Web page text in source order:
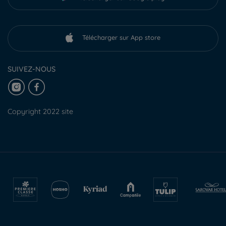
Télécharger sur App store
SUIVEZ-NOUS
Copyright 2022 site